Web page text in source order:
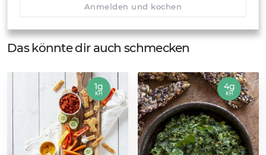
Anmelden und kochen
Das könnte dir auch schmecken
1g
KH
4g
KH